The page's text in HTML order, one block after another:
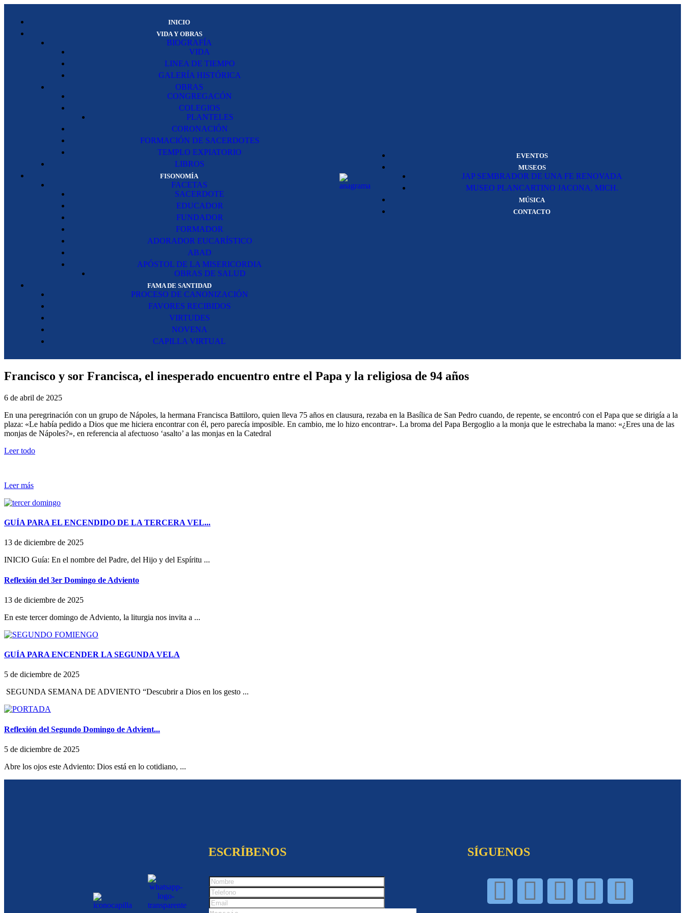
INICIO
VIDA Y OBRAS
BIOGRAFÍA
VIDA
LINEA DE TIEMPO
GALERÍA HISTÓRICA
OBRAS
CONGREGACÓN
COLEGIOS
PLANTELES
CORONACIÓN
FORMACIÓN DE SACERDOTES
TEMPLO EXPIATORIO
LIBROS
FISONOMÍA
FACETAS
SACERDOTE
EDUCADOR
FUNDADOR
FORMADOR
ADORADOR EUCARÍSTICO
ABAD
APÓSTOL DE LA MISERICORDIA
OBRAS DE SALUD
FAMA DE SANTIDAD
PROCESO DE CANONIZACIÓN
FAVORES RECIBIDOS
VIRTUDES
NOVENA
CAPILLA VIRTUAL
EVENTOS
MUSEOS
JAP SEMBRADOR DE UNA FE RENOVADA
MUSEO PLANCARTINO JACONA, MICH.
MÚSICA
CONTACTO
Francisco y sor Francisca, el inesperado encuentro entre el Papa y la religiosa de 94 años
6 de abril de 2025
En una peregrinación con un grupo de Nápoles, la hermana Francisca Battiloro, quien lleva 75 años en clausura, rezaba en la Basílica de San Pedro cuando, de repente, se encontró con el Papa que se dirigía a la
plaza: «Le había pedido a Dios que me hiciera encontrar con él, pero parecía imposible. En cambio, me lo hizo encontrar». La broma del Papa Bergoglio a la monja que le estrechaba la mano: «¿Eres una de las
monjas de Nápoles?», en referencia al afectuoso ‘asalto’ a las monjas en la Catedral
Leer todo
Leer más
GUÍA PARA EL ENCENDIDO DE LA TERCERA VEL...
13 de diciembre de 2025
INICIO Guía: En el nombre del Padre, del Hijo y del Espíritu ...
Reflexión del 3er Domingo de Adviento
13 de diciembre de 2025
En este tercer domingo de Adviento, la liturgia nos invita a ...
GUÍA PARA ENCENDER LA SEGUNDA VELA
5 de diciembre de 2025
SEGUNDA SEMANA DE ADVIENTO “Descubrir a Dios en los gesto ...
Reflexión del Segundo Domingo de Advient...
5 de diciembre de 2025
Abre los ojos este Adviento: Dios está en lo cotidiano, ...
ESCRÍBENOS SÍGUENOS